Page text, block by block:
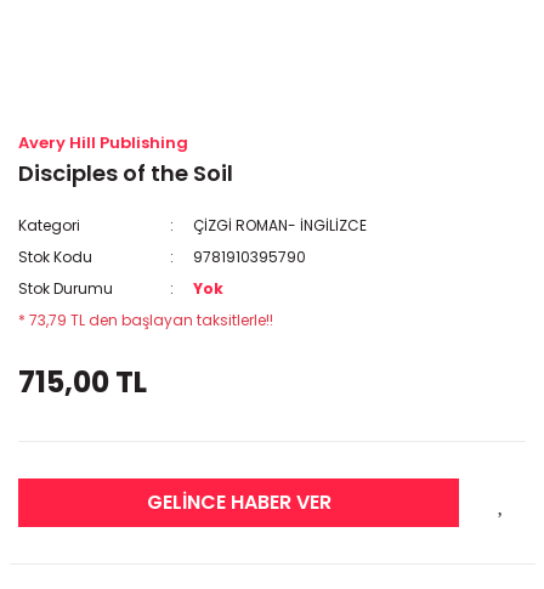
Avery Hill Publishing
Disciples of the Soil
Kategori
ÇİZGİ ROMAN- İNGİLİZCE
Stok Kodu
9781910395790
Stok Durumu
Yok
* 73,79 TL den başlayan taksitlerle!!
715,00 TL
GELİNCE HABER VER